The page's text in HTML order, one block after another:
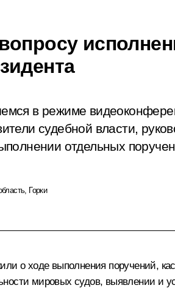
в режиме
судебной власти,
отдельных
Горки
о ходе выполнения поручений,
мировых судов, выявлении и